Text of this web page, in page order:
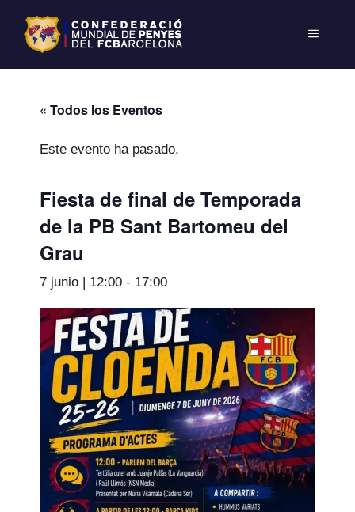
« Todos los Eventos
Este evento ha pasado.
Fiesta de final de Temporada
de la PB Sant Bartomeu del
Grau
7 junio | 12:00 - 17:00